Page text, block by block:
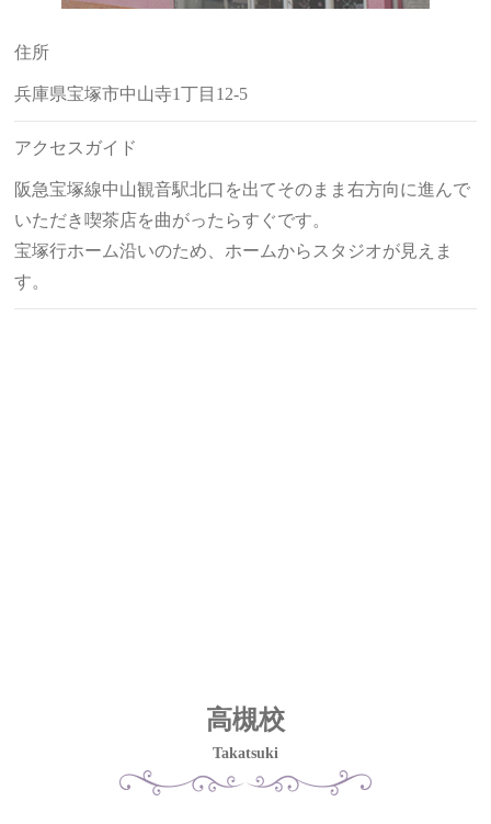
住所
兵庫県宝塚市中山寺1丁目12-5
アクセスガイド
阪急宝塚線中山観音駅北口を出てそのまま右方向に進んで
いただき喫茶店を曲がったらすぐです。
宝塚行ホーム沿いのため、ホームからスタジオが見えま
す。
高槻校
Takatsuki